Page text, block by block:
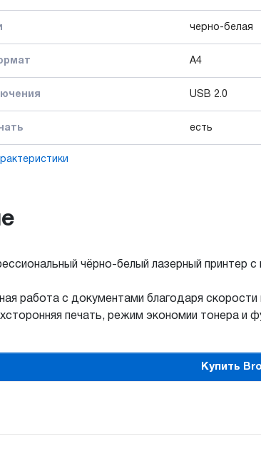
черно-белая
А4
USB 2.0
есть
чёрно-белый лазерный принтер
работа с документами благодаря
печать, режим экономии тонера и
Купить